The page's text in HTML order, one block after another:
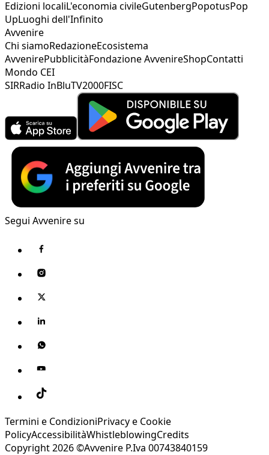
Edizioni localiL'economia civileGutenbergPopotusPop
UpLuoghi dell'Infinito
Avvenire
Chi siamoRedazioneEcosistema
AvvenirePubblicitàFondazione AvvenireShopContatti
Mondo CEI
SIRRadio InBluTV2000FISC
Segui Avvenire su
Termini e CondizioniPrivacy e Cookie
PolicyAccessibilitàWhistleblowingCredits
Copyright 2026 ©Avvenire P.Iva 00743840159